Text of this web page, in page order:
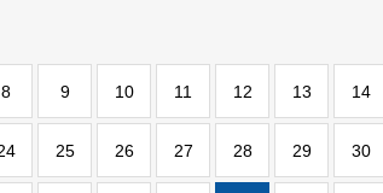
8 9 10 11 12 13 14
25 26 27 28 29 30